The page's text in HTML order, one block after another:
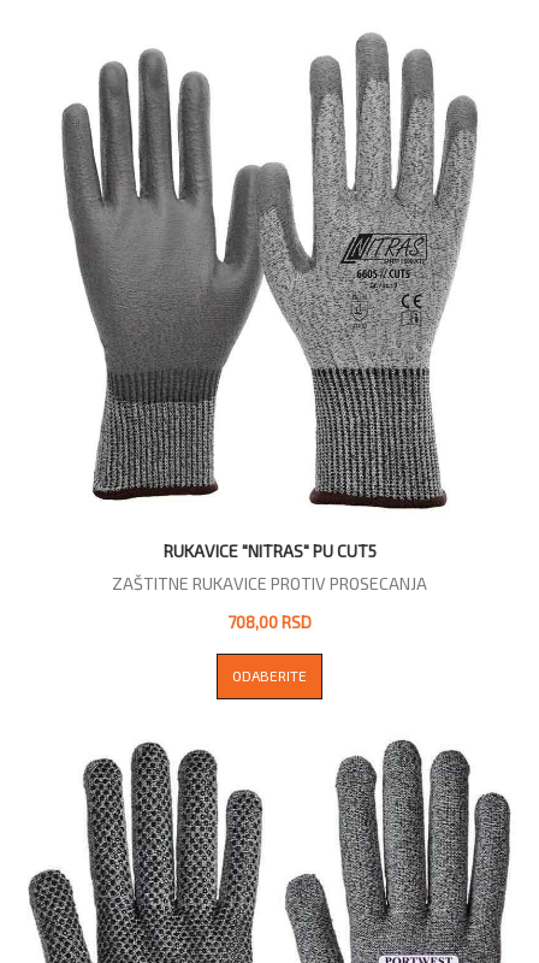
RUKAVICE "NITRAS" PU CUT5
ZAŠTITNE RUKAVICE PROTIV PROSECANJA
708,00 RSD
ODABERITE